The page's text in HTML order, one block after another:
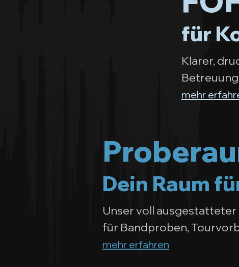
für
Klarer,
mehr
Dein Raum
Unser voll
für Bandproben,
mehr erfahren